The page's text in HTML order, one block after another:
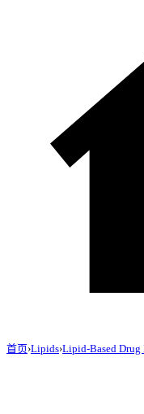
首页›Lipids›Lipid-Based